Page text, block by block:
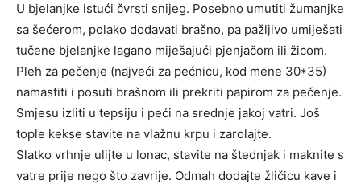
U bjelanjke istući čvrsti snijeg. Posebno umutiti žumanjke
sa šećerom, polako dodavati brašno, pa pažljivo umiješati
tučene bjelanjke lagano miješajući pjenjačom ili žicom.
Pleh za pečenje (najveći za pećnicu, kod mene 30*35)
namastiti i posuti brašnom ili prekriti papirom za pečenje.
Smjesu izliti u tepsiju i peći na srednje jakoj vatri. Još
tople kekse stavite na vlažnu krpu i zarolajte.
Slatko vrhnje ulijte u lonac, stavite na štednjak i maknite s
vatre prije nego što zavrije. Odmah dodajte žličicu kave i